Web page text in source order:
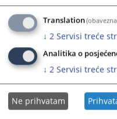
subjekata promjene lica
osnivača i osnivanje
zadruge.
22.08.2024.
Translation
↓ 2 Servisi treće
Analitika o
↓ 2 Servisi treće
Ne prihvatam